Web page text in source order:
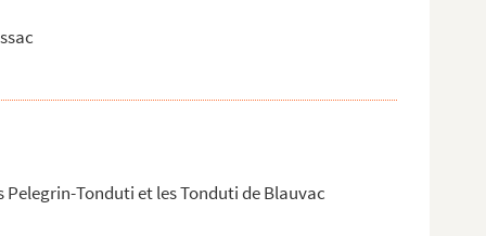
Tonduti et les Tonduti de Blauvac